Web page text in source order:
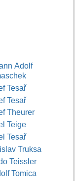
Adolf
Tesař
Tesař
Theurer
Teige
Tesař
Truksa
Teissler
Tomica